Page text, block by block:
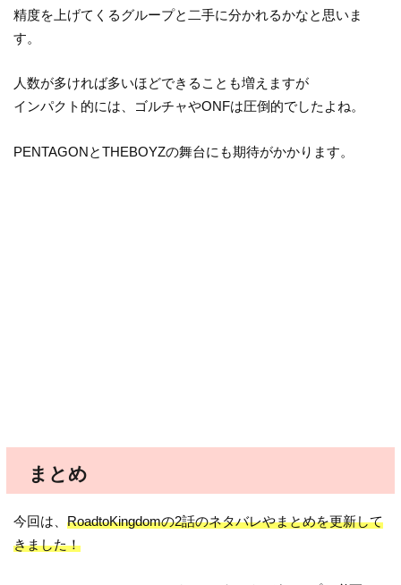
精度を上げてくるグループと二手に分かれるかなと思いま
す。
人数が多ければ多いほどできることも増えますが
インパクト的には、ゴルチャやONFは圧倒的でしたよね。
PENTAGONとTHEBOYZの舞台にも期待がかかります。
まとめ
今回は、RoadtoKingdomの2話のネタバレやまとめを更新して
きました！